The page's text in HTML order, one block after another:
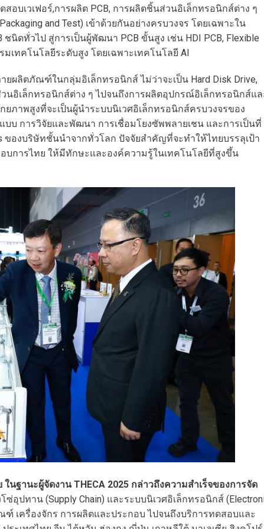
อบเวเฟอร์,การผลิต PCB, การผลิตชิ้นส่วนอิเล็กทรอนิกส์ต่าง ๆ
and Test) เข้าด้วยกันอย่างครบวงจร โดยเฉพาะใน
นิดทั่วไป สู่การเป็นผู้พัฒนา PCB ขั้นสูง เช่น HDI PCB, Flexible
เทคโนโลยีระดับสูง โดยเฉพาะเทคโนโลยี AI
ยผลิตภัณฑ์ในกลุ่มอิเล็กทรอนิกส์ ไม่ว่าจะเป็น Hard Disk Drive,
นอิเล็กทรอนิกส์ต่าง ๆ ไปจนถึงการผลิตอุปกรณ์อิเล็กทรอนิกส์แ
ภาพสูงที่จะเป็นผู้นำระบบนิเวศอิเล็กทรอนิกส์ครบวงจรของ
บ การวิจัยและพัฒนา การเชื่อมโยงซัพพลายเชน และการเป็นที่
ของบริษัทชั้นนำจากทั่วโลก ปัจจัยสำคัญที่จะทำให้ไทยบรรลุเป้า
การไทย ให้มีทักษะและองค์ความรู้ในเทคโนโลยีที่สูงขึ้น
ฐานะผู้จัดงาน THECA 2025 กล่าวถึงความสำเร็จของการจัด
อุปทาน (Supply Chain) และระบบนิเวศอิเล็กทรอนิกส์
ฑ์ เครื่องจักร การผลิตและประกอบ ไปจนถึงบริการทดสอบและ